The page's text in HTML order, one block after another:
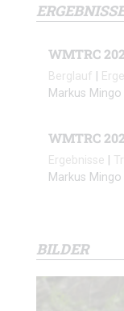
WMTRC
Berglauf
Markus Mingo
WMTRC
Ergebnisse
Markus Mingo
BILDER